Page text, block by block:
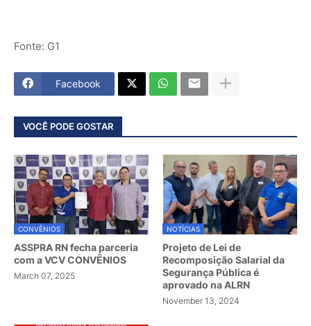
Fonte: G1
Facebook
VOCÊ PODE GOSTAR
CONVÊNIOS
ASSPRA RN fecha parceria
com a VCV CONVÊNIOS
March 07, 2025
NOTÍCIAS
Projeto de Lei de
Recomposição Salarial da
Segurança Pública é
aprovado na ALRN
November 13, 2024